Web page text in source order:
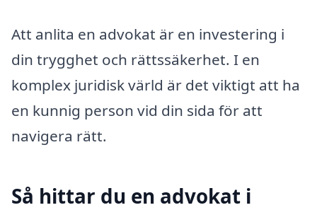
Att anlita en advokat är en investering i
din trygghet och rättssäkerhet. I en
komplex juridisk värld är det viktigt att ha
en kunnig person vid din sida för att
navigera rätt.
Så hittar du en advokat i